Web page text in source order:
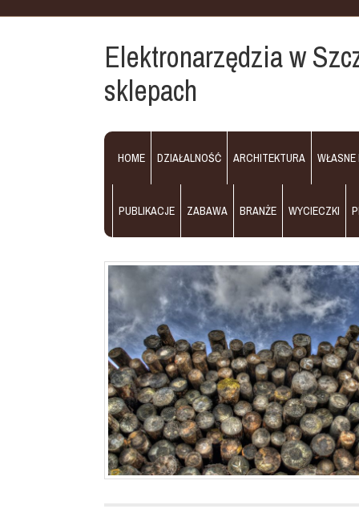
Elektronarzędzia w
sklepach
HOME DZIAŁALNOŚĆ ARCHITEKTURA WŁASNE
PUBLIKACJE ZABAWA BRANŻE WYCIECZKI